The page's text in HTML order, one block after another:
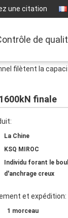
une citation
de
filètent la
finale
La Chine
KSQ MIROC
Individu forant le
d'anchrage creux
et expédition:
1 morceau